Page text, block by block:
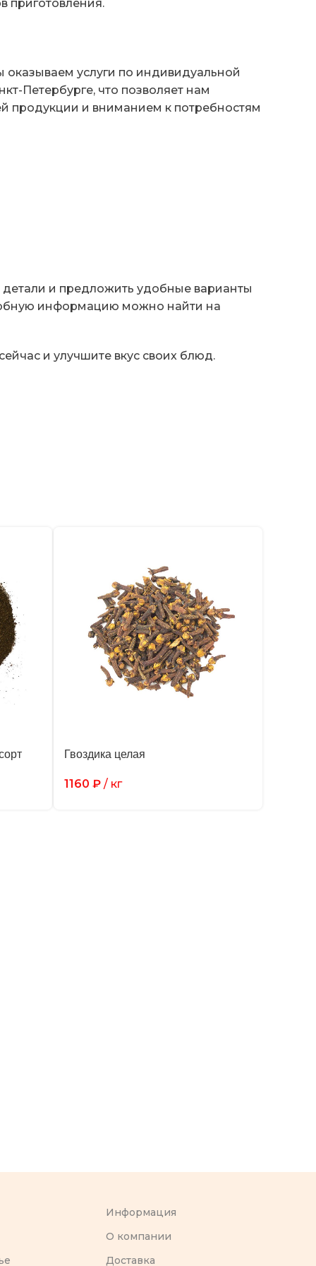
приготовления.
услуги по индивидуальной
Петербурге, что позволяет нам
продукции и вниманием к потребностям
и предложить удобные варианты
информацию можно найти на
и улучшите вкус своих блюд.
Гвоздика целая
1160 ₽/ кг
Информация
O компании
Доставка